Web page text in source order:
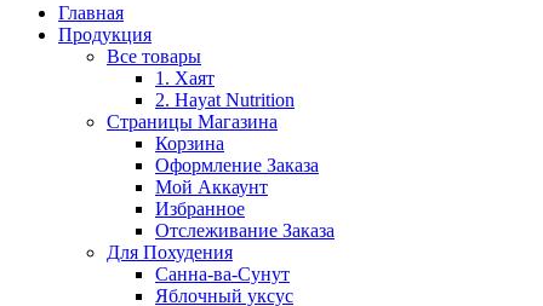
Главная
Продукция
Все товары
1. Хаят
2. Hayat Nutrition
Страницы Магазина
Корзина
Оформление Заказа
Мой Аккаунт
Избранное
Отслеживание Заказа
Для Похудения
Санна-ва-Сунут
Яблочный уксус